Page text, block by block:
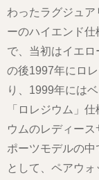
わったラグジュ
ーのハイエンド
で、当初はイエ
の後1997年にロ
り、1999年には
「ロレジウム」
ウムのレディー
ポーツモデルの
として、ペアウ